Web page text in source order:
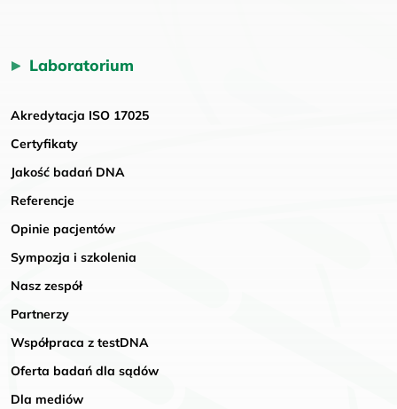
Laboratorium
Akredytacja ISO 17025
Certyfikaty
Jakość badań DNA
Referencje
Opinie pacjentów
Sympozja i szkolenia
Nasz zespół
Partnerzy
Współpraca z testDNA
Oferta badań dla sądów
Dla mediów